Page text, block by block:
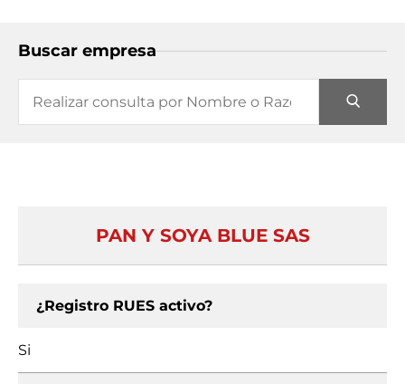
Buscar empresa
PAN Y SOYA BLUE SAS
¿Registro RUES activo?
Si